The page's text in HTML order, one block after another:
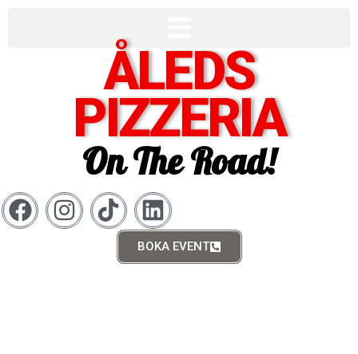
ÅLEDS
PIZZERIA
On The Road!
Facebook
Instagram
TiktokLinkedin
BOKA EVENT